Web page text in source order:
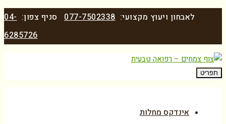
לאבחון ויעוץ מקצועי:077-7502338 סניף צפון:04-
6285726
תפריט
אינדקס מחלות